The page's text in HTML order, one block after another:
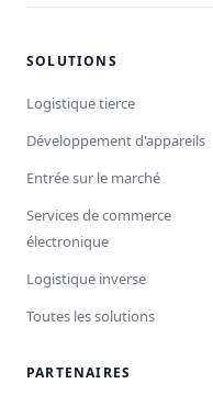
SOLUTIONS
Logistique tierce
Développement d'appareils
Entrée sur le marché
Services de commerce
électronique
Logistique inverse
Toutes les solutions
PARTENAIRES